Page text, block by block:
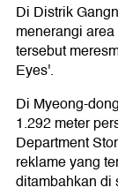
Di Distrik
menerangi
tersebut
Eyes'.
Di Myeong-
1.292 meter
Department
reklame yang
ditambahkan di